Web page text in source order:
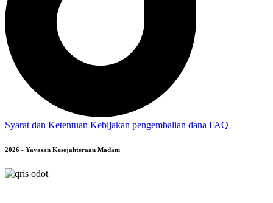
Syarat dan Ketentuan Kebijakan pengembalian dana FAQ
2026 - Yayasan Kesejahteraan Madani